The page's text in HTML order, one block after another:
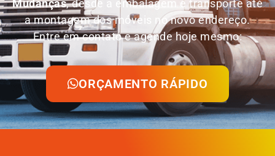
Mudanças, desde a embalagem e transporte até
a montagem dos móveis no novo endereço.
Entre em contato e agende hoje mesmo:
ORÇAMENTO RÁPIDO